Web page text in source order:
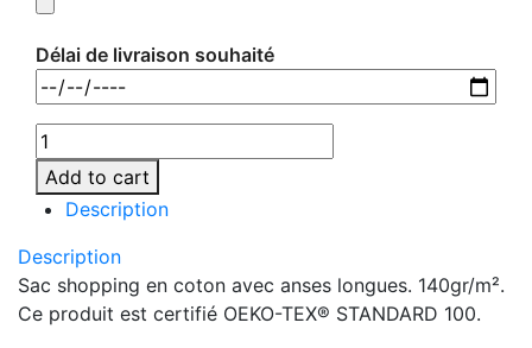
Délai de livraison souhaité
Add to cart
Description
Description
Sac shopping en coton avec anses longues. 140gr/m².
Ce produit est certifié OEKO-TEX® STANDARD 100.